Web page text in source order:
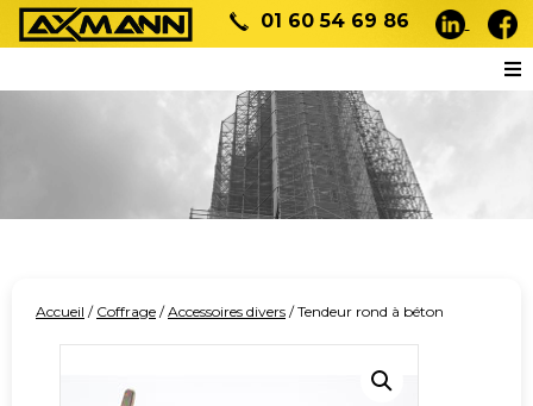
01 60 54 69 86
Accueil / Coffrage /Accessoires divers / Tendeur rond à béton